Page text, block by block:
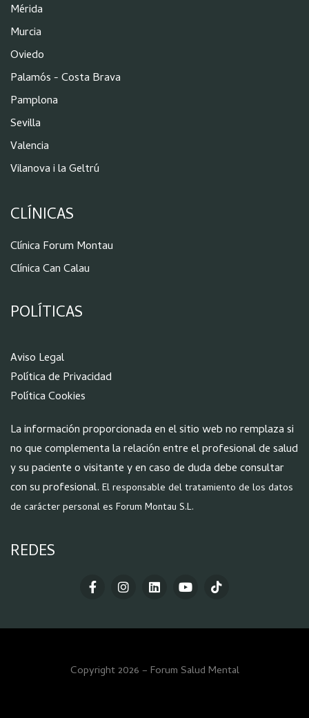
Mérida
Murcia
Oviedo
Palamós - Costa Brava
Pamplona
Sevilla
Valencia
Vilanova i la Geltrú
CLÍNICAS
Clínica Forum Montau
Clínica Can Calau
POLÍTICAS
Aviso Legal
Política de Privacidad
Política Cookies
La información proporcionada en el sitio web no remplaza si
no que complementa la relación entre el profesional de salud
y su paciente o visitante y en caso de duda debe consultar
con su profesional. El responsable del tratamiento de los datos
de carácter personal es Forum Montau S.L.
REDES
Copyright 2026 – Forum Salud Mental